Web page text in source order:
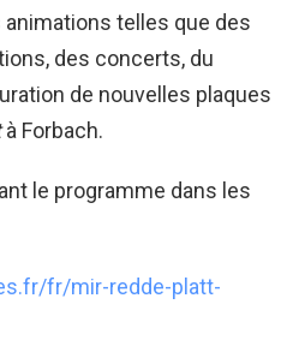
telles que des
des concerts, du
de nouvelles plaques
à Forbach.
le programme dans les
fr/mir-redde-platt-